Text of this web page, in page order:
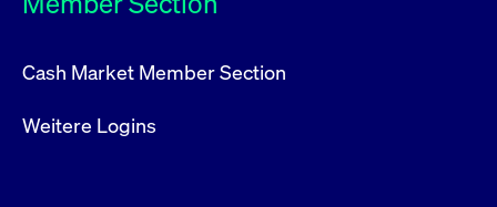
Cash Market Member Section
Weitere Logins